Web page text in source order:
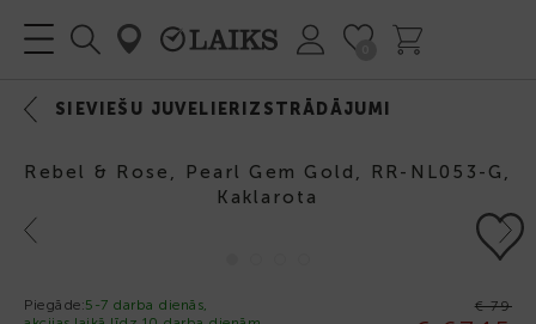
SIEVIEŠU JUVELIERIZSTRĀDĀJUMI
Rebel & Rose, Pearl Gem Gold, RR-NL053-G,
Kaklarota
Previous Next
Piegāde:5-7 darba dienās,
€ 79